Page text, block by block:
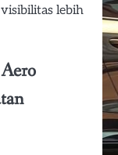
lebih